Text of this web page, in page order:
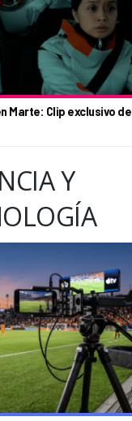
Marte: Clip exclusivo de
Y